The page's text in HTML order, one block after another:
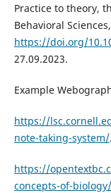
Practice to theory,
Behavioral
https://doi.org/
27.09.2023.
Example
https://
note-taking-system/
https://
concepts-of-biology/